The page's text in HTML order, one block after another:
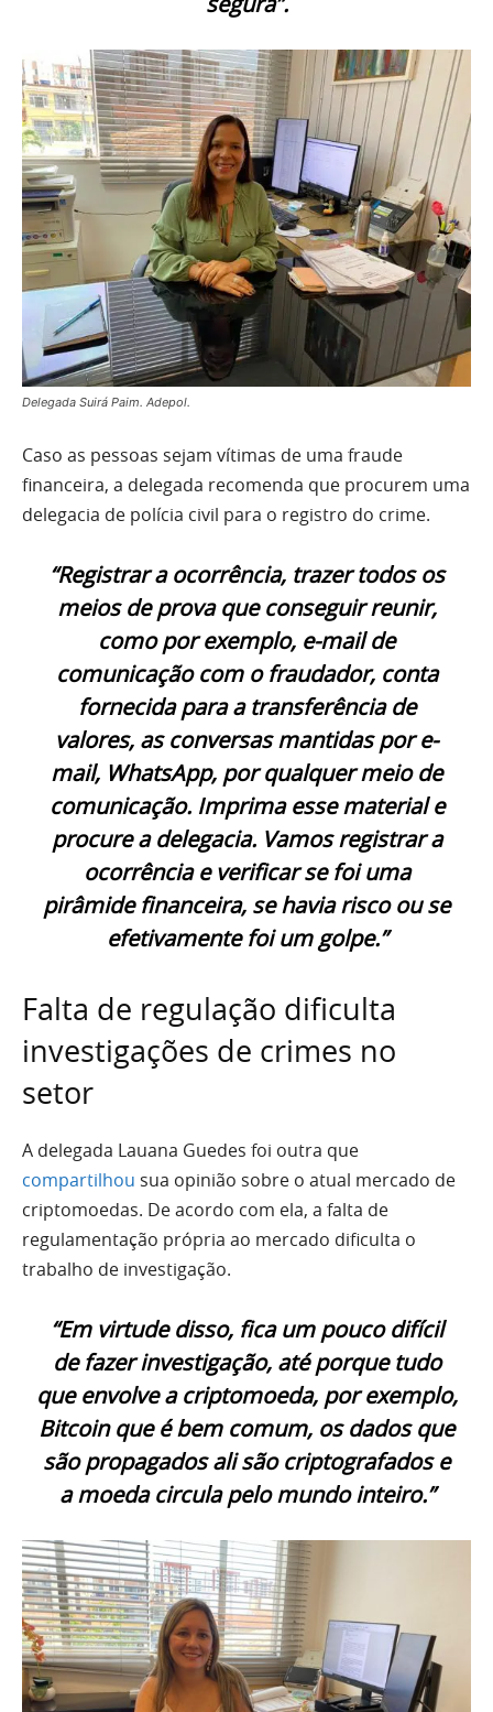
Delegada Suirá Paim. Adepol.
Caso as pessoas sejam vítimas de uma fraude
financeira, a delegada recomenda que procurem uma
delegacia de polícia civil para o registro do crime.
“Registrar a ocorrência, trazer todos os
meios de prova que conseguir reunir,
como por exemplo, e-mail de
comunicação com o fraudador, conta
fornecida para a transferência de
valores, as conversas mantidas por e-
mail, WhatsApp, por qualquer meio de
comunicação. Imprima esse material e
procure a delegacia. Vamos registrar a
ocorrência e verificar se foi uma
pirâmide financeira, se havia risco ou se
efetivamente foi um golpe.”
Falta de regulação dificulta
investigações de crimes no
setor
A delegada Lauana Guedes foi outra que
compartilhou sua opinião sobre o atual mercado de
criptomoedas. De acordo com ela, a falta de
regulamentação própria ao mercado dificulta o
trabalho de investigação.
“Em virtude disso, fica um pouco difícil
de fazer investigação, até porque tudo
que envolve a criptomoeda, por exemplo,
Bitcoin que é bem comum, os dados que
são propagados ali são criptografados e
a moeda circula pelo mundo inteiro.”